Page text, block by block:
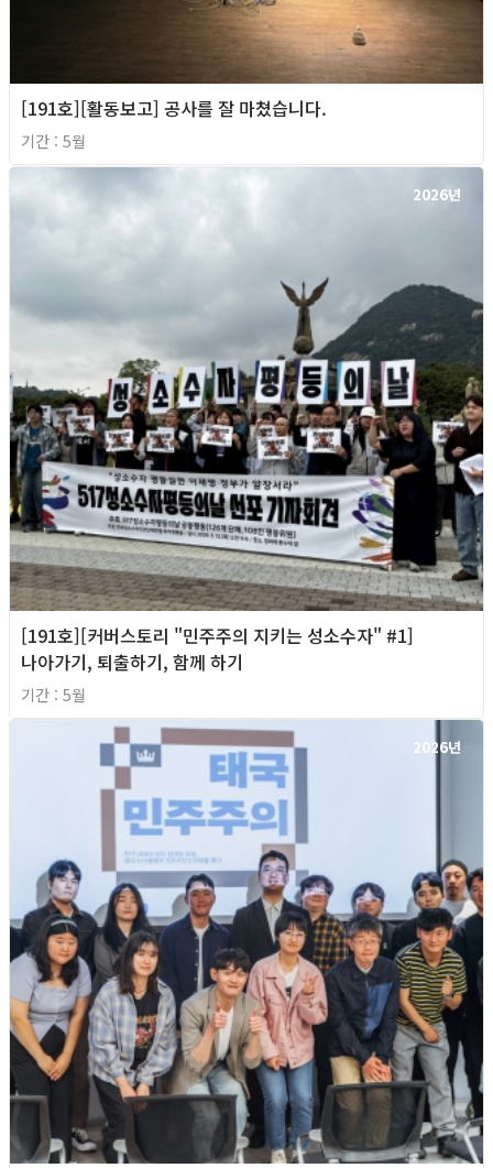
[191호][활동보고] 공사를 잘 마쳤습니다.
기간 : 5월
2026년
[191호][커버스토리 "민주주의 지키는 성소수자" #1]
나아가기, 퇴출하기, 함께 하기
기간 : 5월
2026년